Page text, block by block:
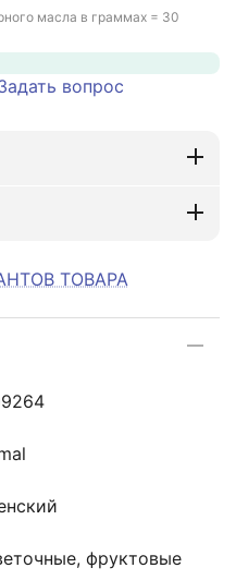
масла в граммах = 30
вопрос
ТОВАРА
фруктовые